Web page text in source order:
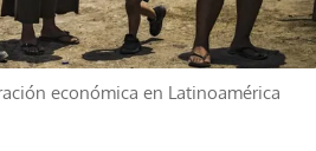
económica en Latinoamérica